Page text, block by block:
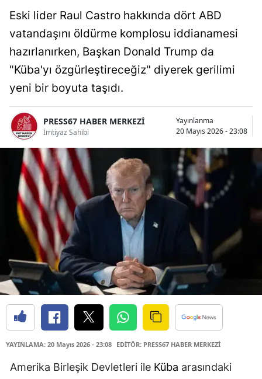
Eski lider Raul Castro hakkında dört ABD
vatandaşını öldürme komplosu iddianamesi
hazırlanırken, Başkan Donald Trump da
"Küba'yı özgürleştireceğiz" diyerek gerilimi
yeni bir boyuta taşıdı.
PRESS67 HABER MERKEZİ
İmtiyaz Sahibi
Yayınlanma
20 Mayıs 2026 - 23:08
YAYINLAMA: 20 Mayıs 2026 - 23:08 EDİTÖR: PRESS67 HABER MERKEZİ
Amerika Birleşik Devletleri ile Küba arasındaki